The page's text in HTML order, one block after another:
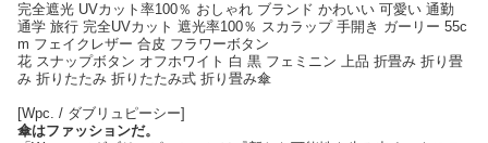
完全遮光 UVカット率100％ おしゃれ ブランド かわいい 可愛い 通勤
通学 旅行 完全UVカット 遮光率100％ スカラップ 手開き ガーリー 55c
m フェイクレザー 合皮 フラワーボタン
花 スナップボタン オフホワイト 白 黒 フェミニン 上品 折畳み 折り畳
み 折りたたみ 折りたたみ式 折り畳み傘
[Wpc. / ダブリュピーシー]
傘はファッションだ。